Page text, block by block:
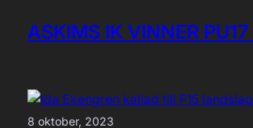
ASKIMS IK VINNER PU17
8 oktober, 2023